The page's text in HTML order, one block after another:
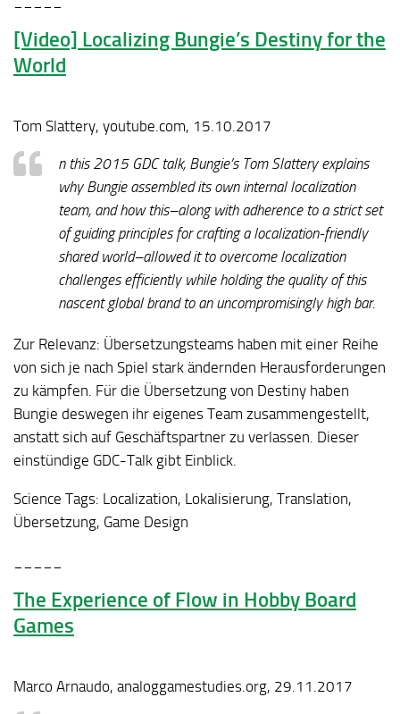
[Video] Localizing Bungie’s Destiny for the
World
Tom Slattery, youtube.com, 15.10.2017
n this 2015 GDC talk, Bungie’s Tom Slattery explains
why Bungie assembled its own internal localization
team, and how this–along with adherence to a strict set
of guiding principles for crafting a localization-friendly
shared world–allowed it to overcome localization
challenges efficiently while holding the quality of this
nascent global brand to an uncompromisingly high bar.
Zur Relevanz: Übersetzungsteams haben mit einer Reihe
von sich je nach Spiel stark ändernden Herausforderungen
zu kämpfen. Für die Übersetzung von Destiny haben
Bungie deswegen ihr eigenes Team zusammengestellt,
anstatt sich auf Geschäftspartner zu verlassen. Dieser
einstündige GDC-Talk gibt Einblick.
Science Tags: Localization, Lokalisierung, Translation,
Übersetzung, Game Design
The Experience of Flow in Hobby Board
Games
Marco Arnaudo, analoggamestudies.org, 29.11.2017